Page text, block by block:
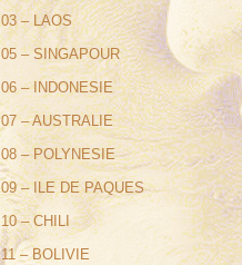
03 – LAOS
05 – SINGAPOUR
06 – INDONESIE
07 – AUSTRALIE
08 – POLYNESIE
09 – ILE DE PAQUES
10 – CHILI
11 – BOLIVIE